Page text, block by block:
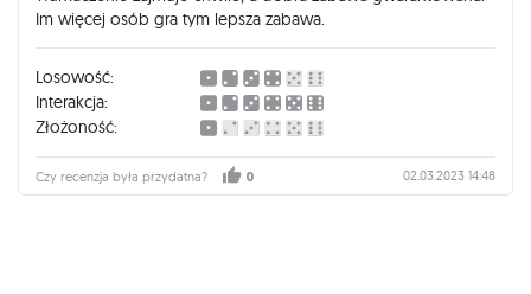
Im więcej osób gra tym lepsza zabawa.
Losowość:
Interakcja:
Złożoność:
Czy recenzja była przydatna? 0 02.03.2023 14:48